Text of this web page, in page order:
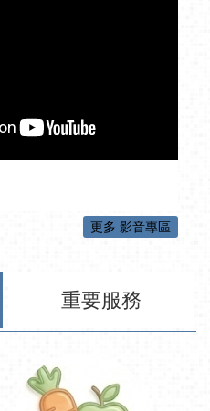
更多 影音專區
重要服務